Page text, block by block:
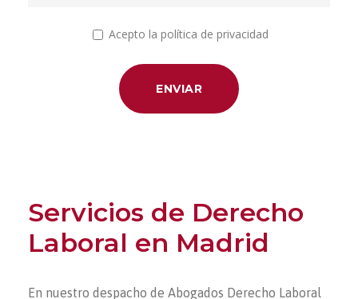
Acepto la política de privacidad
Servicios de Derecho
Laboral en Madrid
En nuestro despacho de Abogados Derecho Laboral